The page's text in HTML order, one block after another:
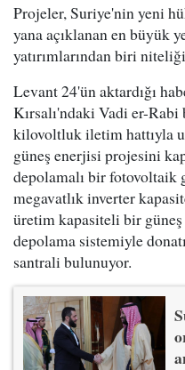
Projeler, Suriye'nin yeni
yana açıklanan en büyük
yatırımlarından biri
Levant 24'ün aktardığı
Kırsalı'ndaki Vadi er-
kilovoltluk iletim hattıyla
güneş enerjisi projesini
depolamalı bir fotovoltaik
megavatlık inverter
üretim kapasiteli bir
depolama sistemiyle
santrali bulunuyor.